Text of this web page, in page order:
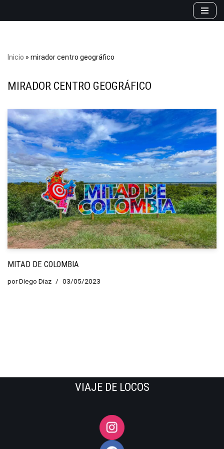
Inicio » mirador centro geográfico
MIRADOR CENTRO GEOGRÁFICO
MITAD DE COLOMBIA
porDiego Diaz 03/05/2023
VIAJE DE LOCOS